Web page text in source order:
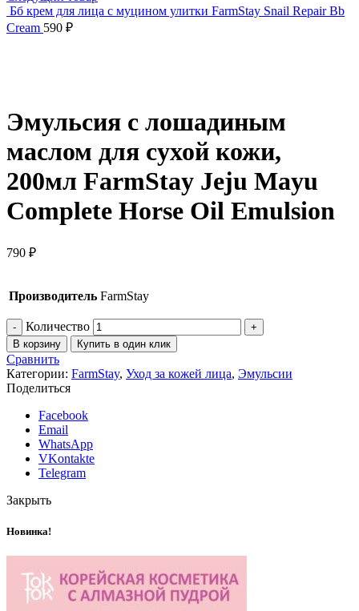
Бб крем для лица с муцином улитки FarmStay Snail Repair Bb
Cream 590 ₽
Эмульсия с лошадиным
маслом для сухой кожи,
200мл FarmStay Jeju Mayu
Complete Horse Oil Emulsion
790 ₽
Производитель FarmStay
Количество
В корзину Купить в один клик
Сравнить
Категории: FarmStay, Уход за кожей лица, Эмульсии
Поделиться
Facebook
Email
WhatsApp
VKontakte
Telegram
Закрыть
Новинка!